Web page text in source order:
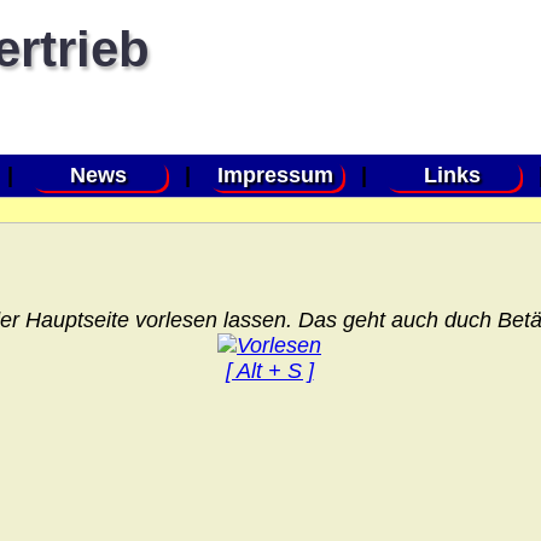
News Impressum Links
Hauptseite vorlesen lassen. Das geht auch duch
[ Alt + S ]